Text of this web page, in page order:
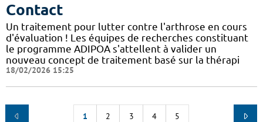
Contact
Un traitement pour lutter contre l'arthrose en cours
d'évaluation ! Les équipes de recherches constituant
le programme ADIPOA s'attellent à valider un
nouveau concept de traitement basé sur la thérapi
18/02/2026 15:25
1 2 3 4 5